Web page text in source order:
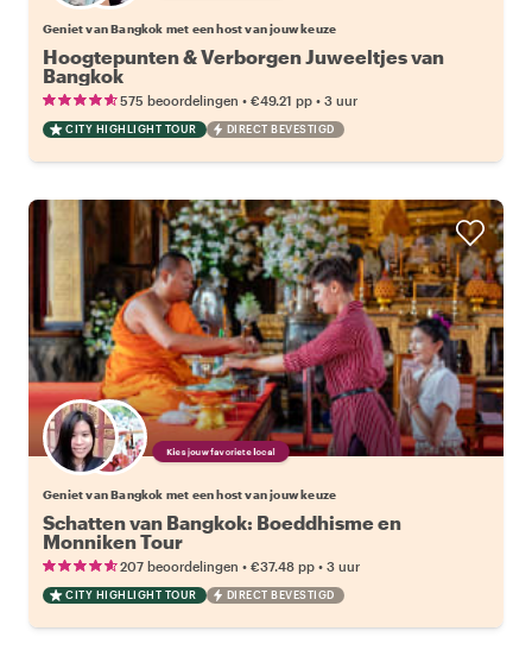
Geniet van Bangkok met een host van jouw keuze
Hoogtepunten & Verborgen Juweeltjes van
Bangkok
575 beoordelingen • €49.21 pp • 3 uur
CITY HIGHLIGHT TOUR DIRECT BEVESTIGD
Kies jouw favoriete local
Geniet van Bangkok met een host van jouw keuze
Schatten van Bangkok: Boeddhisme en
Monniken Tour
207 beoordelingen • €37.48 pp • 3 uur
CITY HIGHLIGHT TOUR DIRECT BEVESTIGD